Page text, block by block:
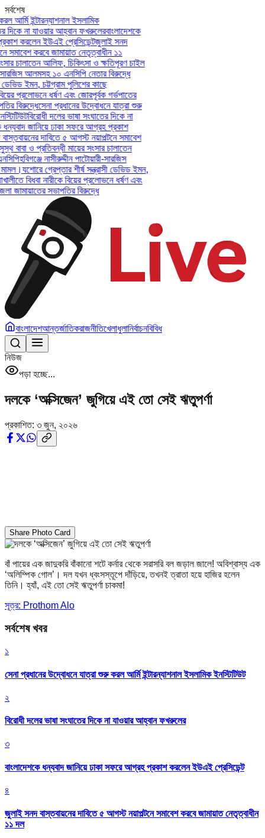
সর্বশেষ
আর্মি ইন্টারন্যাশনাল ইসলামিক
দিকে না যাওয়ার আহ্বান ফখরুলেরবাংলাদেশকে
করলেন ইউএই প্রেসিডেন্টজুলাই সনদ
সমাবেশ করবে জামায়াত নেতৃত্বাধীন ১১
চালাতেন আলিফ, চিকিৎসা ও ক্ষতিপূরণ চাইল
সারজিস আলমসহ ১০ এনসিপি নেতার বিরুদ্ধে
ইমন, চট্টগ্রাম পুলিশের কাছে
প্রলোভনে ধর্ষণ এবং জোরপূর্বক গর্ভপাতের
বিরুদ্ধেসেনা প্রধানের উদ্বোধনে যাত্রা শুরু
বিরোধী দলের ভাষা সংঘাতের দিকে না
জানিয়ে ঢাকা সফরে আগ্রহ প্রকাশ
দাবিতে ৫ আগস্ট নয়াপল্টনে সমাবেশ
বাবা ও প্রতিবন্ধী মায়ের সংসার চালাতেন
হবিগঞ্জে নাসীরুদ্দীন পাটোয়ারী-সারজিস
যশোরে গ্রেপ্তার শীর্ষ সন্ত্রাসী ডেভিড ইমন,
বিধবা নারীকে বিয়ের প্রলোভনে ধর্ষণ এবং
জামায়াতের সভাপতির বিরুদ্ধে
বাংলাদেশআন্তর্জাতিকরাজনীতিখেলাধুলানির্বাচনবিবিধ
নিউজ
পড়া হচ্ছে...
দলকে ‘অক্সিজেন’ জুগিয়ে এই তো সেই ঋতুপর্ণা
প্রকাশিত: ৩ জুন, ২০২৬
Share Photo Card
বাঁ পায়ের এক জাদুকরি বাঁকানো শটে কর্নার থেকে সরাসরি বল জড়াল জালে! অবিশ্বাস্য এক
‘অলিম্পিক গোল’। দল যখন ধ্বংসস্তূপে দাঁড়িয়ে, তখনই ত্রাতা হয়ে হাজির হলেন
তিনি। হ্যাঁ, এই তো সেই ঋতুপর্ণা চাকমা!
সূত্র: Prothom Alo
সর্বশেষ খবর
১
সেনা প্রধানের উদ্বোধনে যাত্রা শুরু করল আর্মি ইন্টারন্যাশনাল ইসলামিক ইনস্টিটিউট
২
বিরোধী দলের ভাষা সংঘাতের দিকে না যাওয়ার আহ্বান ফখরুলের
৩
বাংলাদেশকে ধন্যবাদ জানিয়ে ঢাকা সফরে আগ্রহ প্রকাশ করলেন ইউএই প্রেসিডেন্ট
৪
জুলাই সনদ বাস্তবায়নের দাবিতে ৫ আগস্ট নয়াপল্টনে সমাবেশ করবে জামায়াত নেতৃত্বাধীন
১১ দল